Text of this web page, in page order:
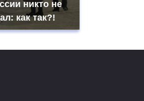
никто не
как так?!